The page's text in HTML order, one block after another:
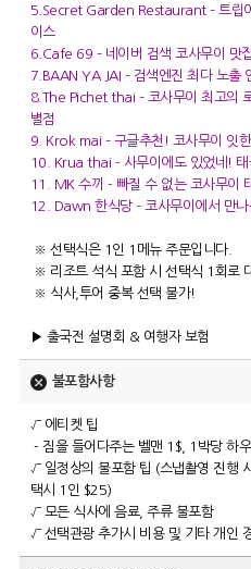
5.Secret Garden Restaurant– 트립
이스
6.Cafe 69 – 네이버 검색 코사무이 맛
7.BAAN YA JAI – 검색엔진 최다 노출
8.The Pichet thai – 코사무이 최고의
별점
9. Krok mai – 구글추천! 코사무이 잇한
10. Krua thai - 사무이에도 있었네! 태
11. MK 수끼 - 빠질 수 없는 코사무이
12. Dawn 한식당– 코사무이에서 만
※ 선택식은 1인 1메뉴 주문입니다.
※ 리조트 석식 포함 시 선택식 1회로
※ 식사,투어 중복 선택 불가!
▶ 출국전 설명회 & 여행자 보험
불포함사항
√ 에티켓 팁
- 짐을 들어다주는 벨맨 1$, 1박당 하
√ 일정상의 불포함 팁 (스냅촬영 진행
택시 1인 $25)
√ 모든 식사에 음료, 주류 불포함
√ 선택관광 추가시 비용 및 기타 개인